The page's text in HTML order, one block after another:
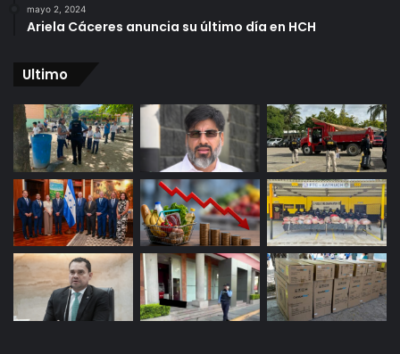
mayo 2, 2024
Ariela Cáceres anuncia su último día en HCH
Ultimo